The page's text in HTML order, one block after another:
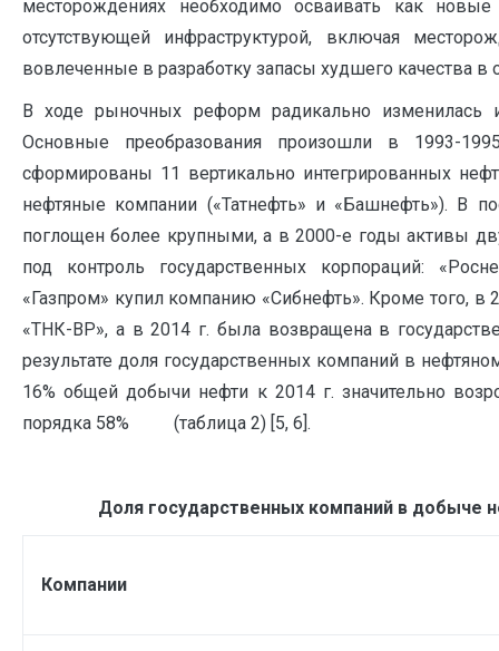
месторождениях необходимо осваивать как
отсутствующей инфраструктурой, включая
вовлеченные в разработку запасы худшего качества в
В ходе рыночных реформ радикально изменилась
Основные преобразования произошли в 1993-
сформированы 11 вертикально интегрированных
нефтяные компании («Татнефть» и «Башнефть»). В
поглощен более крупными, а в 2000-е годы активы
под контроль государственных корпораций:
«Газпром» купил компанию «Сибнефть». Кроме того,
«ТНК-ВР», а в 2014 г. была возвращена в
результате доля государственных компаний в
16% общей добычи нефти к 2014 г. значительно
порядка 58% (таблица 2) [5, 6].
Доля государственных компаний в добыче
Компании